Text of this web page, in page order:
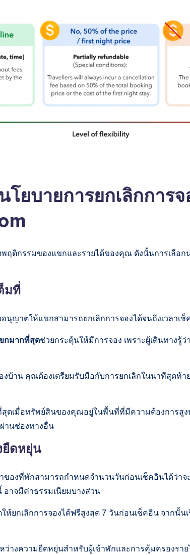
โยบายการยกเลิกการ
ฤติกรรมของแขกและรายได้ของคุณ ดังนั้นการเลือก
มที่
นุญาตให้แขกสามารถยกเลิกการจองได้จนถึงเวลาเ
กมากที่สุดช่วยกระตุ้นให้มีการจอง เพราะผู้เดินทางรู้
องบ้าน คุณต้องเตรียมรับมือกับการยกเลิกในนาทีสุด
ดเมื่อทรัพย์สินของคุณอยู่ในพื้นที่ที่มีความต้องการสูง
านช่องทางอื่น
ยืดหยุ่น
ของที่พักสามารถกำหนดจำนวนวันก่อนเช็คอินได้ว่าจ
อาจมีค่าธรรมเนียมบางส่วน
ยกเลิกการจองได้ฟรีสูงสุด 7 วันก่อนเช็คอิน จากนั้นเ
ว่างความยืดหยุ่นสำหรับผู้เข้าพักและการคุ้มครองรา